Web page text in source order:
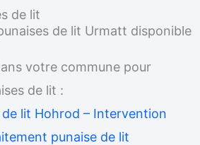
de lit
de lit Urmatt disponible
votre commune pour
de lit :
lit Hohrod – Intervention
punaise de lit